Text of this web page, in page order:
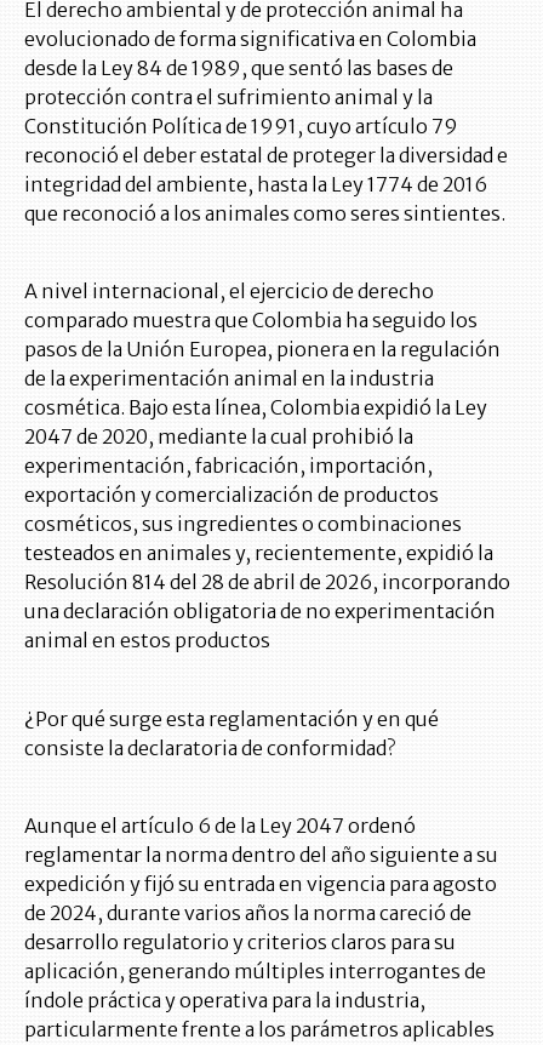
El derecho ambiental y de protección animal ha
evolucionado de forma significativa en Colombia
desde la Ley 84 de 1989, que sentó las bases de
protección contra el sufrimiento animal y la
Constitución Política de 1991, cuyo artículo 79
reconoció el deber estatal de proteger la diversidad e
integridad del ambiente, hasta la Ley 1774 de 2016
que reconoció a los animales como seres sintientes.
A nivel internacional, el ejercicio de derecho
comparado muestra que Colombia ha seguido los
pasos de la Unión Europea, pionera en la regulación
de la experimentación animal en la industria
cosmética. Bajo esta línea, Colombia expidió la Ley
2047 de 2020, mediante la cual prohibió la
experimentación, fabricación, importación,
exportación y comercialización de productos
cosméticos, sus ingredientes o combinaciones
testeados en animales y, recientemente, expidió la
Resolución 814 del 28 de abril de 2026, incorporando
una declaración obligatoria de no experimentación
animal en estos productos
¿Por qué surge esta reglamentación y en qué
consiste la declaratoria de conformidad?
Aunque el artículo 6 de la Ley 2047 ordenó
reglamentar la norma dentro del año siguiente a su
expedición y fijó su entrada en vigencia para agosto
de 2024, durante varios años la norma careció de
desarrollo regulatorio y criterios claros para su
aplicación, generando múltiples interrogantes de
índole práctica y operativa para la industria,
particularmente frente a los parámetros aplicables